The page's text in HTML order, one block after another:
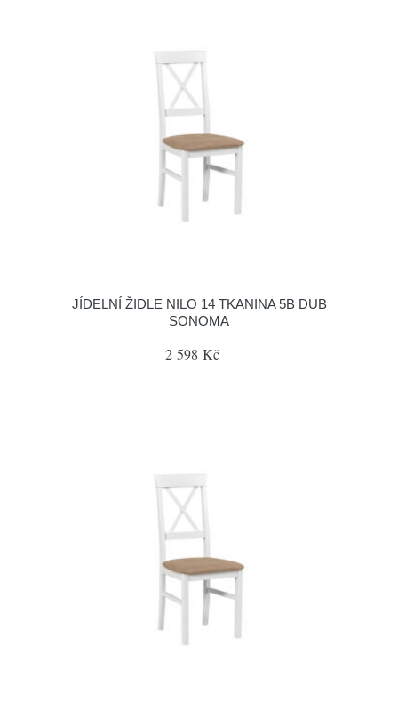
JÍDELNÍ ŽIDLE NILO 14 TKANINA 5B DUB
SONOMA
2 598 Kč